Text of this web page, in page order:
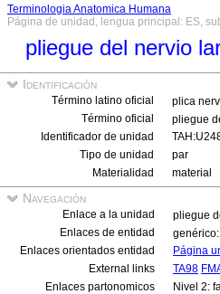
Terminologia Anatomica Humana
Página de unidad, lengua principal: ES,
pliegue del nervio
Identificación
Término latino oficial plica
Término oficial
pliegue
Identificador de unidad
Tipo de unidad
par
Materialidad
material
Navegación
Enlace a la unidad
pliegue
Enlaces de entidad
genérico:
Enlaces orientados entidad
Página
External links
TA98
Enlaces partonomicos
Nivel 2: